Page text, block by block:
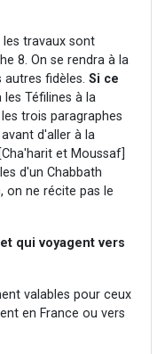
travaux sont
8. On se rendra à la
fidèles. Si ce
Téfilines à la
trois paragraphes
d'aller à la
et Moussaf]
d'un Chabbath
on ne récite pas le
qui voyagent vers
valables pour ceux
en France ou vers